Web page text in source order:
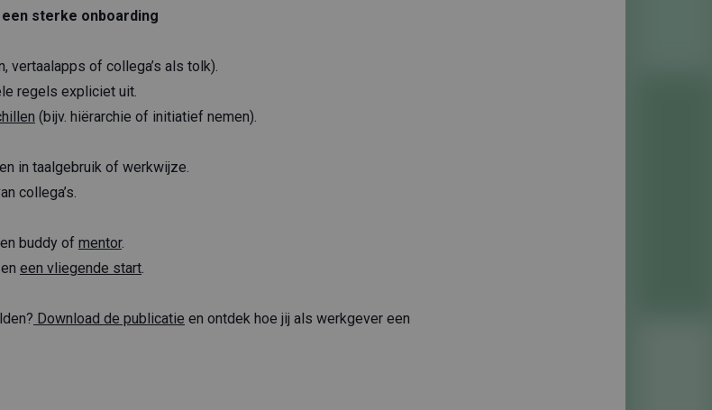
sterke onboarding
vertaalapps of collega’s als tolk).
regels expliciet uit.
(bijv. hiërarchie of initiatief nemen).
in taalgebruik of werkwijze.
collega’s.
buddy of mentor.
een vliegende start.
Download de publicatie en ontdek hoe jij als werkgever een